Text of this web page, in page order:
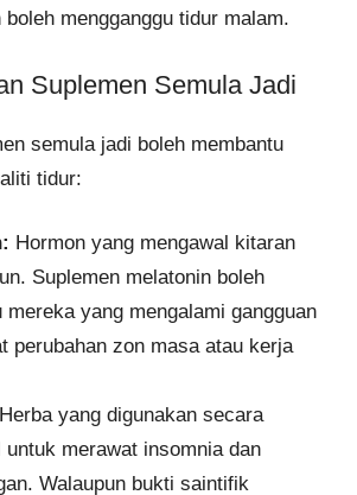
boleh mengganggu tidur malam.
Suplemen Semula Jadi
semula jadi boleh membantu
tidur:
Hormon yang mengawal kitaran
Suplemen melatonin boleh
mereka yang mengalami gangguan
perubahan zon masa atau kerja
Herba yang digunakan secara
untuk merawat insomnia dan
Walaupun bukti saintifik